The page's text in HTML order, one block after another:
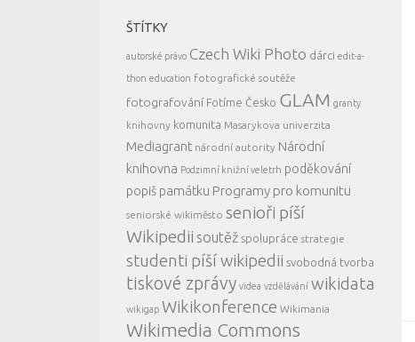
ŠTÍTKY
autorské právo Czech Wiki Photo dárci edit-a-
thon education fotografické soutěže
fotografování Fotíme Česko GLAM granty
knihovny komunita Masarykova univerzita
Mediagrant národní autority Národní
knihovna Podzimní knižní veletrh poděkování
popiš památku Programy pro komunitu
seniorské wikiměsto senioři píší
Wikipedii soutěž spolupráce strategie
studenti píší wikipedii svobodná tvorba
tiskové zprávy videa vzdělávání wikidata
wikigap Wikikonference Wikimania
Wikimedia Commons